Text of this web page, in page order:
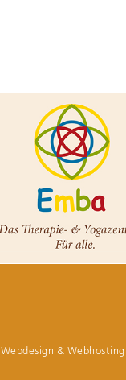
Webdesign & Webhosting